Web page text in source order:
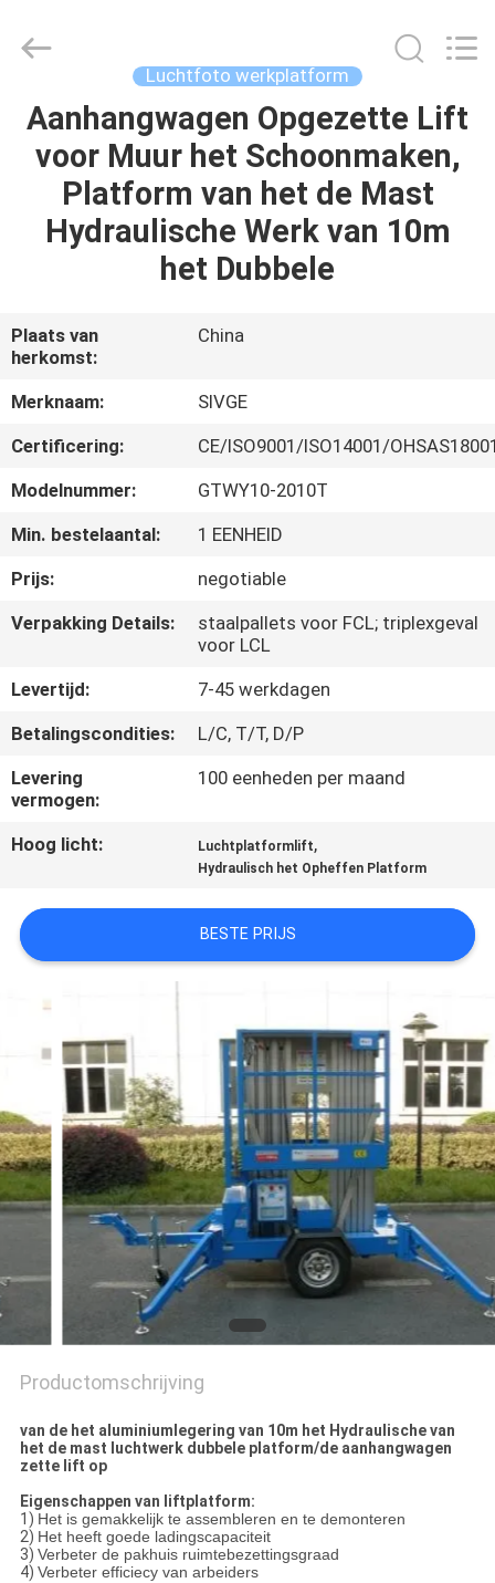
HUIS
PRODUCTEN
VIDEOS
ONGEVEER
ONS
FABRIEKSREIS
KWALITEITSCONTROLE
CONTACTEER
ONS
VERZOEK
OM EEN
CITAAT
SITEMAP
PRIVACY
POLICY
LTD.
Luchtfoto werkplatform
Aanhangwagen Opgezette Lift
voor Muur het Schoonmaken,
Platform van het de Mast
Hydraulische Werk van 10m
het Dubbele
Plaats van
herkomst:
China
Merknaam:
SIVGE
Certificering:
CE/ISO9001/ISO14001/
Modelnummer:
GTWY10-2010T
Min. bestelaantal:
1 EENHEID
Prijs:
negotiable
Verpakking Details:
staalpallets voor FCL; triplexgeval
voor LCL
Levertijd:
7-45 werkdagen
Betalingscondities:
L/C, T/T, D/P
Levering
vermogen:
100 eenheden per maand
Hoog licht: Luchtplatformlift,
Hydraulisch het Opheffen Platform
BESTE PRIJS
Productomschrijving
van de het aluminiumlegering van 10m het Hydraulische van
het de mast luchtwerk dubbele platform/de aanhangwagen
zette lift op
Eigenschappen van liftplatform:
1) Het is gemakkelijk te assembleren en te demonteren
2) Het heeft goede ladingscapaciteit
3) Verbeter de pakhuis ruimtebezettingsgraad
4) Verbeter efficiecy van arbeiders